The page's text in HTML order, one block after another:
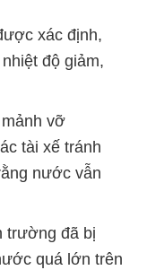
xác định,
độ giảm,
vỡ
tài xế tránh
nước vẫn
trường đã bị
quá lớn trên